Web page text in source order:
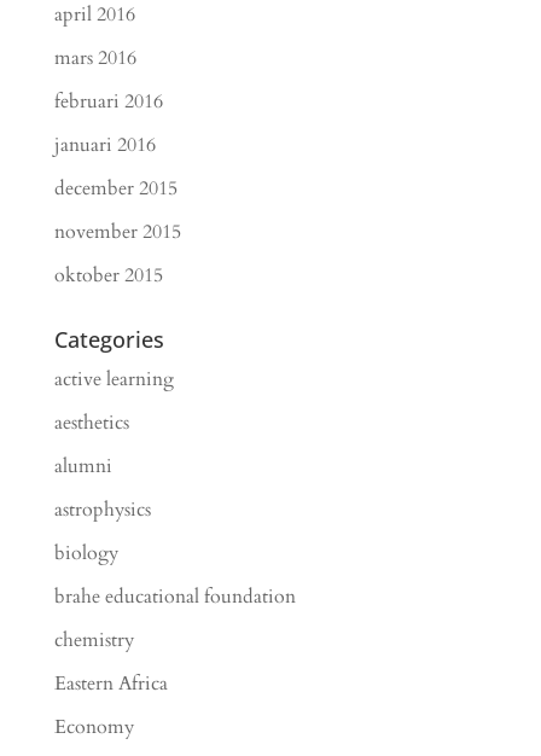
april 2016
mars 2016
februari 2016
januari 2016
december 2015
november 2015
oktober 2015
Categories
active learning
aesthetics
alumni
astrophysics
biology
brahe educational foundation
chemistry
Eastern Africa
Economy